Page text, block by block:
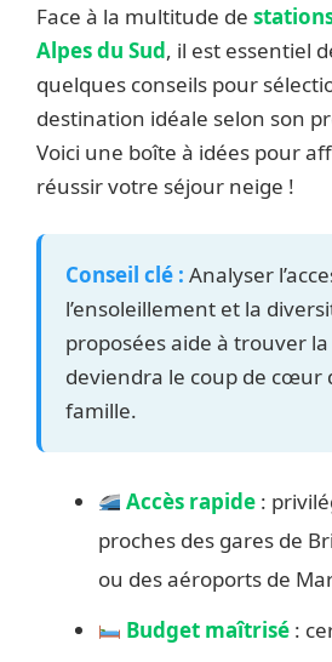
Face à la multitude de
Alpes du Sud, il est essentiel
quelques conseils pour
destination idéale selon son
Voici une boîte à idées pour
réussir votre séjour neige !
Conseil clé : Analyser
l’ensoleillement et la
proposées aide à trouver
deviendra le coup de cœur
famille.
Accès rapide :
proches des gares de
ou des aéroports de
Budget maîtrisé :